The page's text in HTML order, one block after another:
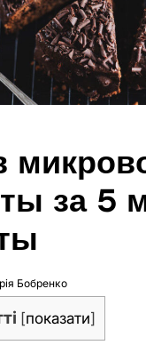
за 5
Бобренко
[показати]